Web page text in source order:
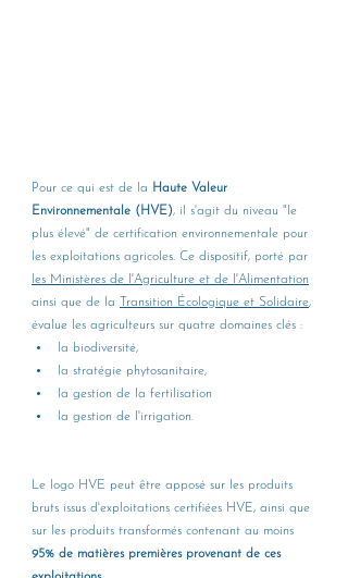
Pour ce qui est de la Haute Valeur
Environnementale (HVE), il s'agit du niveau "le
plus élevé" de certification environnementale pour
les exploitations agricoles. Ce dispositif, porté par
les Ministères de l'Agriculture et de l'Alimentation
ainsi que de la
Transition Écologique et Solidaire,
évalue les agriculteurs sur quatre domaines clés :
la biodiversité,
la stratégie phytosanitaire,
la gestion de la fertilisation
la gestion de l'irrigation.
Le logo HVE peut être apposé sur les produits
bruts issus d'exploitations certifiées HVE, ainsi que
sur les produits transformés contenant au moins
95% de matières premières provenant de ces